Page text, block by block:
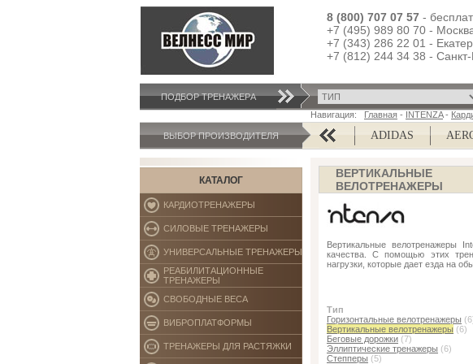
8 (800) 707 07 57 -
+7 (495) 989 80 70 -
+7 (343) 286 22 01 -
+7 (812) 244 34 38 - Санкт-
ПОДБОР ТРЕНАЖЕРA
Навигация: Главная - INTENZA-
ВЫБОР ПРОИЗВОДИТЕЛЯAB COASTER ADIDAS
КАТАЛОГ
КАРДИОТРЕНАЖЕРЫ
СИЛОВЫЕ ТРЕНАЖЕРЫ
УНИВЕРСАЛЬНЫЕ ТРЕНАЖЕРЫ
РЕАБИЛИТАЦИОННЫЕ
ТРЕНАЖЕРЫ
СВОБОДНЫЕ ВЕСА
ВИБРОПЛАТФОРМЫ
ТРЕНАЖЕРЫ ДЛЯ РАСТЯЖКИ
ВЕРТИКАЛЬНЫЕ
ВЕЛОТРЕНАЖЕРЫ
Вертикальные велотренажеры
качества. С помощью этих
нагрузки, которые дает езда на
Тип
Горизонтальные велотренажеры
Вертикальные велотренажеры (6)
Беговые дорожки (7)
Эллиптические тренажеры (6)
Степперы (5)